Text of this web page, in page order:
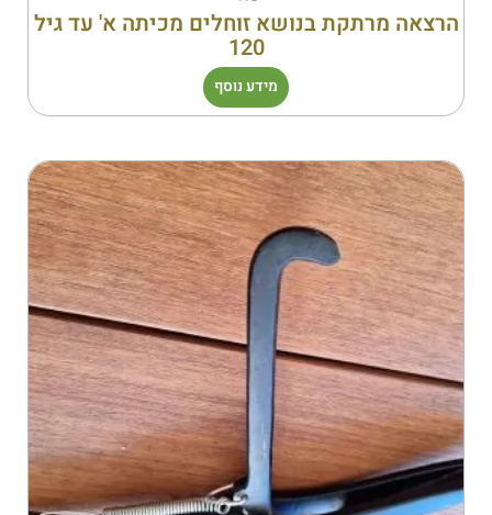
הרצאה מרתקת בנושא זוחלים מכיתה א' עד גיל
120
מידע נוסף